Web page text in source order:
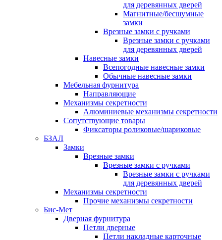
для деревянных дверей
Магнитные/бесшумные
замки
Врезные замки с ручками
Врезные замки с ручками
для деревянных дверей
Навесные замки
Всепогодные навесные замки
Обычные навесные замки
Мебельная фурнитура
Направляющие
Механизмы секретности
Алюминиевые механизмы секретности
Сопутствующие товары
Фиксаторы роликовые/шариковые
БЗАЛ
Замки
Врезные замки
Врезные замки с ручками
Врезные замки с ручками
для деревянных дверей
Механизмы секретности
Прочие механизмы секретности
Бис-Мет
Дверная фурнитура
Петли дверные
Петли накладные карточные